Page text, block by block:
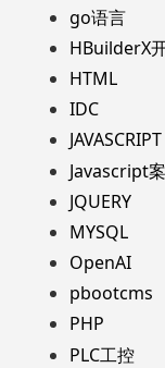
go语言
HBuilderX
HTML
IDC
JAVASCRIPT
Javascript
JQUERY
MYSQL
OpenAI
pbootcms
PHP
PLC工控